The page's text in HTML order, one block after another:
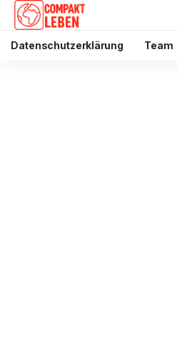
Datenschutzerklärung Team